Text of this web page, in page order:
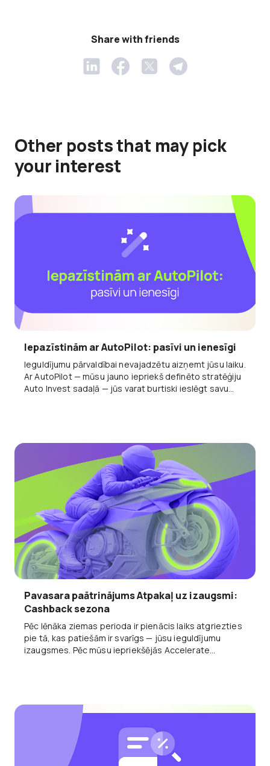
Share with friends
Other posts that may pick
your interest
Iepazīstinām ar AutoPilot: pasīvi un ienesīgi
Ieguldījumu pārvaldībai nevajadzētu aizņemt jūsu laiku.
Ar AutoPilot — mūsu jauno iepriekš definēto stratēģiju
Auto Invest sadaļā — jūs varat burtiski ieslēgt savu
Pavasara paātrinājums Atpakaļ uz izaugsmi:
Cashback sezona
Pēc lēnāka ziemas perioda ir pienācis laiks atgriezties
pie tā, kas patiešām ir svarīgs — jūsu ieguldījumu
izaugsmes. Pēc mūsu iepriekšējās Accelerate
rīkojas savlaicīgi un saglabā konsekvenci.